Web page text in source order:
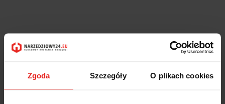
Zgoda Szczegóły O plikach cookies